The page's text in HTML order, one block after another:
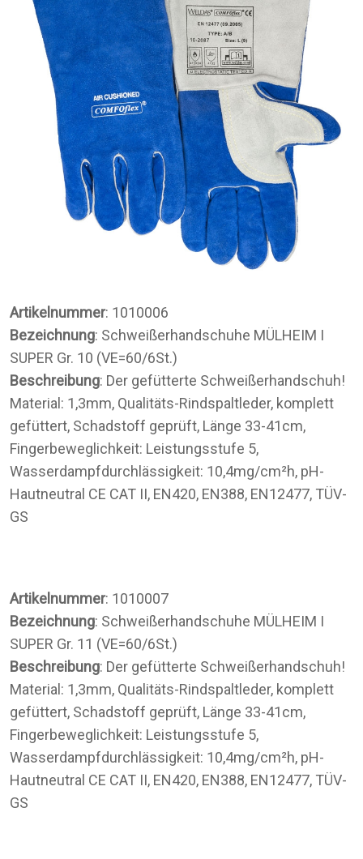
Artikelnummer: 1010006
Bezeichnung: Schweißerhandschuhe MÜLHEIM I
SUPER Gr. 10 (VE=60/6St.)
Beschreibung: Der gefütterte Schweißerhandschuh!
Material: 1,3mm, Qualitäts-Rindspaltleder, komplett
gefüttert, Schadstoff geprüft, Länge 33-41cm,
Fingerbeweglichkeit: Leistungsstufe 5,
Wasserdampfdurchlässigkeit: 10,4mg/cm²h, pH-
Hautneutral CE CAT II, EN420, EN388, EN12477, TÜV-
GS
Artikelnummer: 1010007
Bezeichnung: Schweißerhandschuhe MÜLHEIM I
SUPER Gr. 11 (VE=60/6St.)
Beschreibung: Der gefütterte Schweißerhandschuh!
Material: 1,3mm, Qualitäts-Rindspaltleder, komplett
gefüttert, Schadstoff geprüft, Länge 33-41cm,
Fingerbeweglichkeit: Leistungsstufe 5,
Wasserdampfdurchlässigkeit: 10,4mg/cm²h, pH-
Hautneutral CE CAT II, EN420, EN388, EN12477, TÜV-
GS